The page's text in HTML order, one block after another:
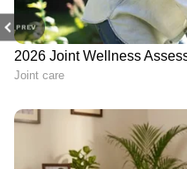
PREV